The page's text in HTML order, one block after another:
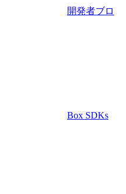
開発者ブロ
Box SDKs